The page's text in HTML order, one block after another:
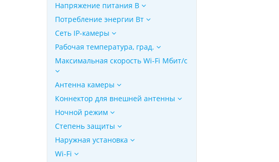
Напряжение питания В
Потребление энергии Вт
Сеть IP-камеры
Рабочая температура, град.
Максимальная скорость Wi-Fi Мбит/с
Антенна камеры
Коннектор для внешней антенны
Ночной режим
Степень защиты
Наружная установка
Wi-Fi